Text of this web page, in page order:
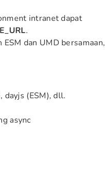
intranet dapat
.
dan UMD bersamaan,
dayjs (ESM), dll.
async